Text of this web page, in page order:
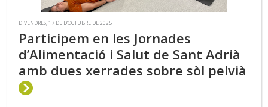
DIVENDRES, 17 DE D’OCTUBRE DE 2025
Participem en les Jornades
d’Alimentació i Salut de Sant Adrià
amb dues xerrades sobre sòl pelvià